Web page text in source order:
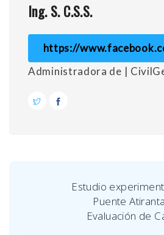
Ing. S. C.S.S.
https://
Administradora de |
Estudio
Puente
Evaluación de